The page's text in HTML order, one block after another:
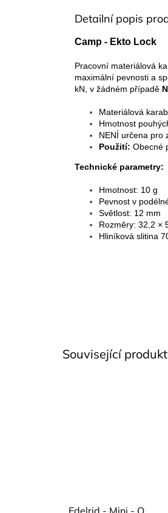
Související
Detailní popis
Camp - Ekto Lock
Pracovní materiálová
maximální pevnosti a
kN, v žádném případě
Materiálová
Hmotnost
NENÍ určena pro
Použití: Obecné
Technické parametry:
Hmotnost: 10 g
Pevnost v
Světlost: 12 mm
Rozměry: 32,2 ×
Hliníková slitina